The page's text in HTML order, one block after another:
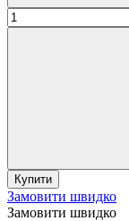
Купити
Замовити швидко
Замовити швидко